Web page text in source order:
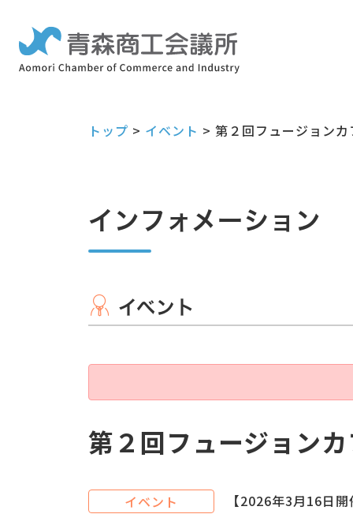
トップ > イベント > 第２回フュージョン
インフォメーション
イベント
第２回フュージョン
イベント 【2026年3月16日開